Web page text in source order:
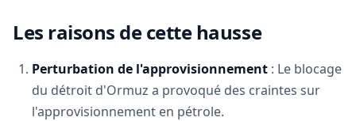
Les raisons de cette hausse
Perturbation de l'approvisionnement : Le blocage
du détroit d'Ormuz a provoqué des craintes sur
l'approvisionnement en pétrole.